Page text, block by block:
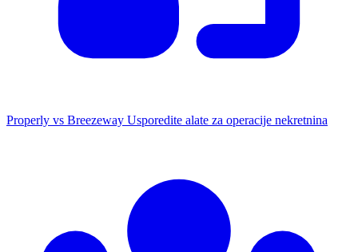
Properly vs Breezeway Usporedite alate za operacije nekretnina